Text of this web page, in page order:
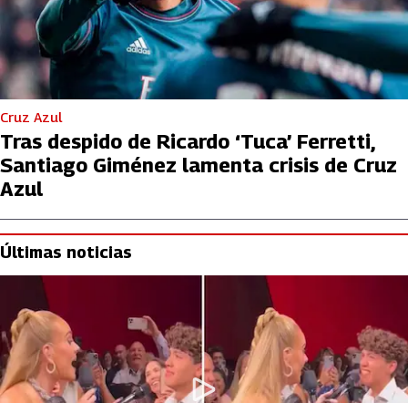
Cruz Azul
Tras despido de Ricardo ‘Tuca’ Ferretti,
Santiago Giménez lamenta crisis de Cruz
Azul
Últimas noticias